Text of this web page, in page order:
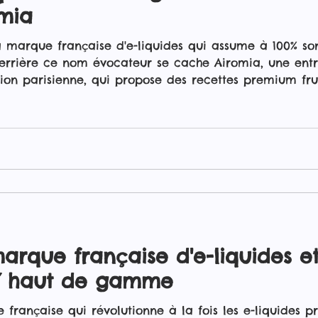
marque française d'e-liquides qui assume à 100%
ce nom évocateur se cache Airomia, une
parisienne, qui propose des recettes premium
française d'e-liquides
haut de gamme
française qui révolutionne à la fois les e-liquides